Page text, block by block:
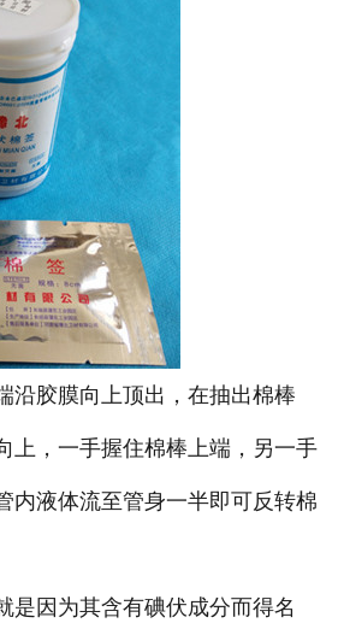
胶膜向上顶出，在抽出棉棒
上，一手握住棉棒上端，另一手
内液体流至管身一半即可反转棉
因为其含有碘伏成分而得名